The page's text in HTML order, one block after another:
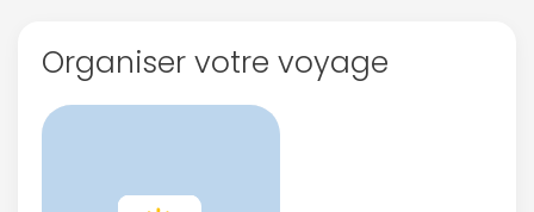
Organiser votre voyagePolitique de
confidentialité.